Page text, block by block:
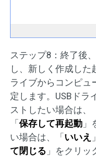
ステップ8：終了後、
し、新しく作成した
ライブからコンピュ
定します。USBドラ
ストしたい場合は、
「 保存して再起動
い場合は、「 いいえ
て閉じる 」をクリッ